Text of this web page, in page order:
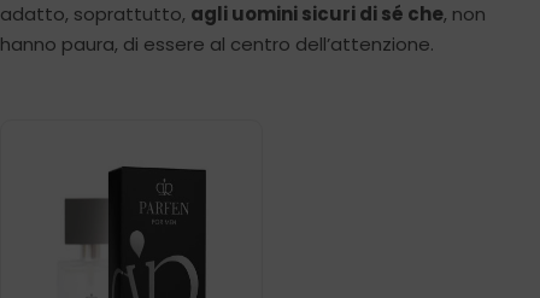
adatto, soprattutto, agli uomini sicuri di sé che, non
hanno paura, di essere al centro dell’attenzione.